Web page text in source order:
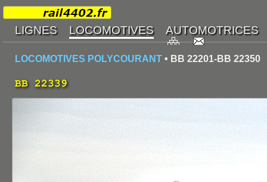
LOCOMOTIVES POLYCOURANT • BB 22201-BB 22350
BB 22339